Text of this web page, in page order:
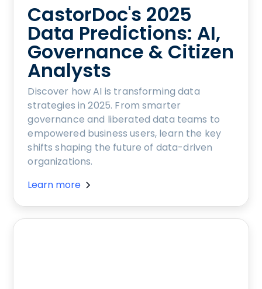
CastorDoc's 2025
Data Predictions: AI,
Governance & Citizen
Analysts
Discover how AI is transforming data
strategies in 2025. From smarter
governance and liberated data teams to
empowered business users, learn the key
shifts shaping the future of data-driven
organizations.
Learn more